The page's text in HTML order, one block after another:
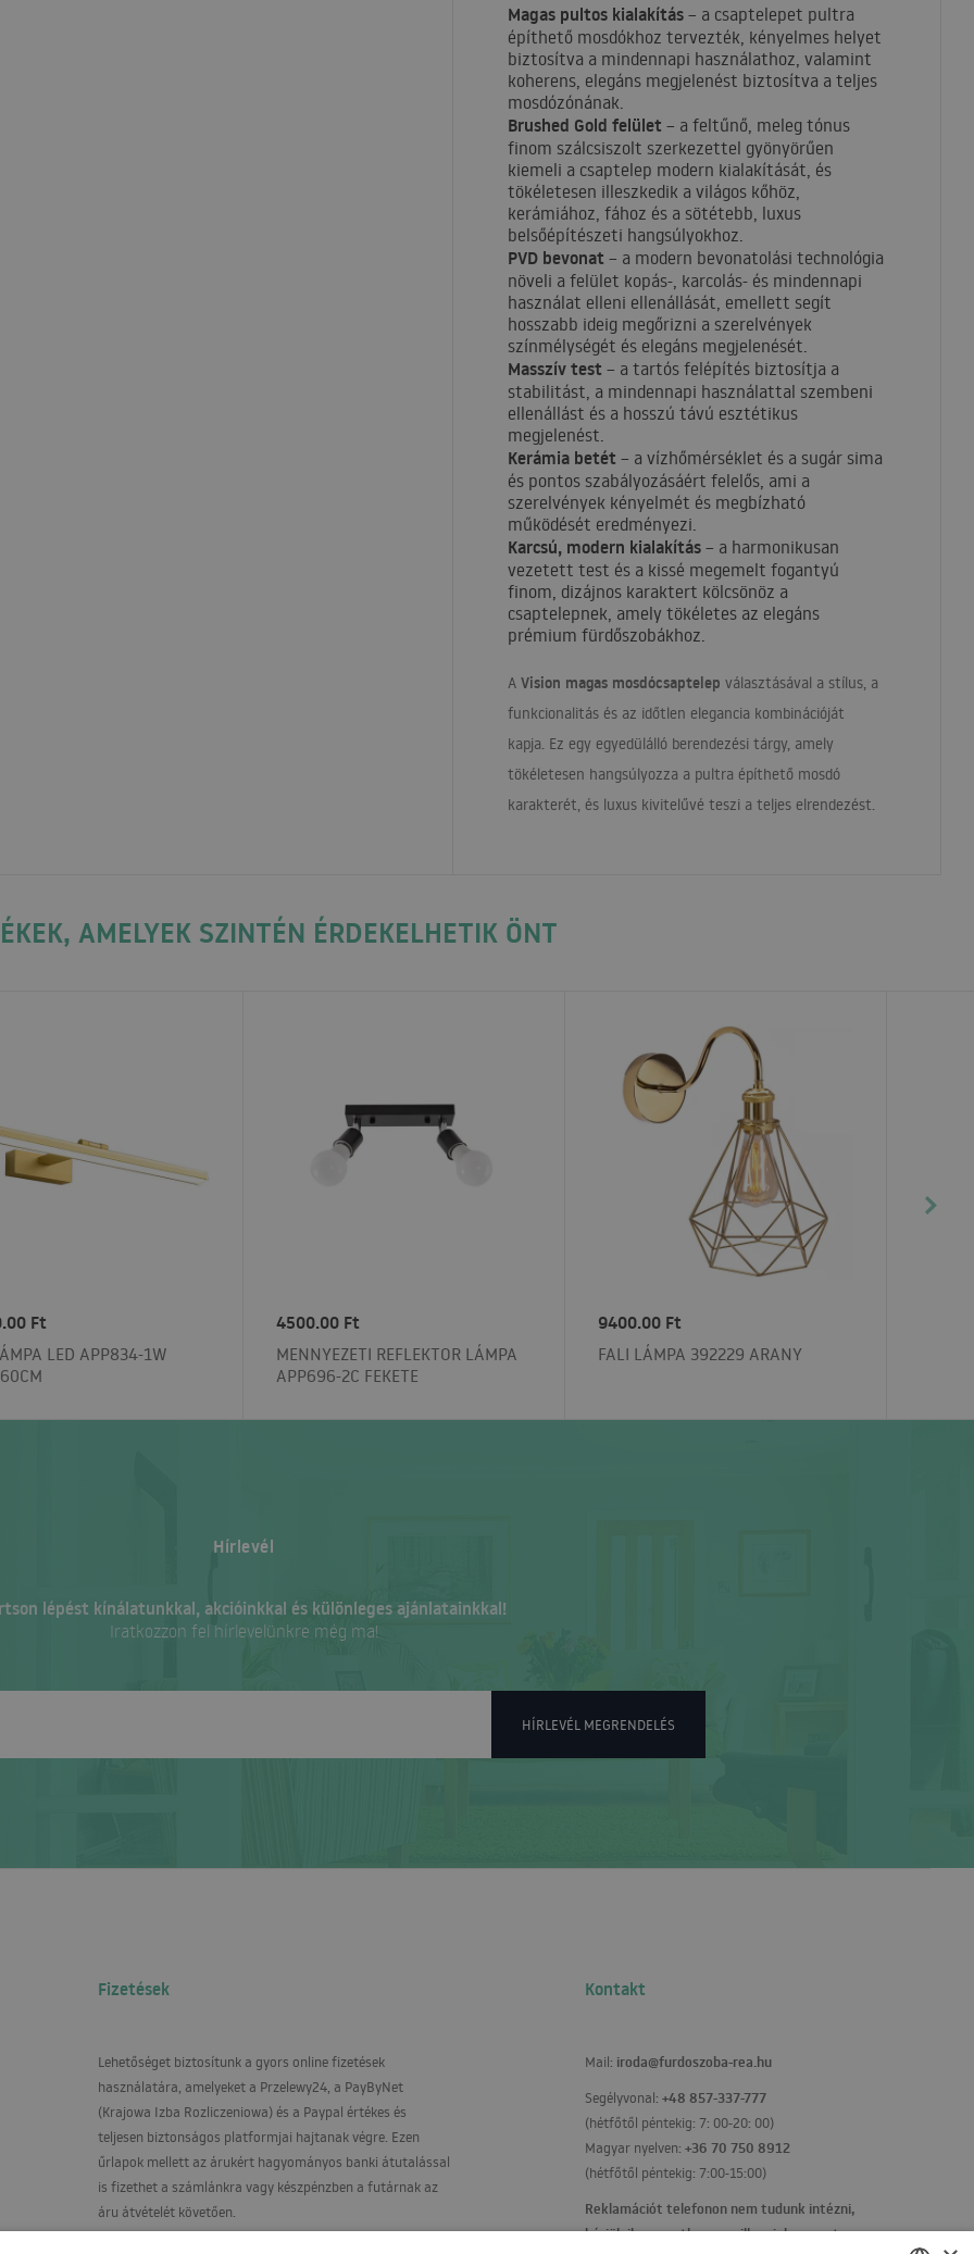
Magas pultos kialakítás – a csaptelepet pultra
építhető mosdókhoz tervezték, kényelmes helyet
biztosítva a mindennapi használathoz, valamint
koherens, elegáns megjelenést biztosítva a teljes
mosdózónának.
Brushed Gold felület – a feltűnő, meleg tónus
finom szálcsiszolt szerkezettel gyönyörűen
kiemeli a csaptelep modern kialakítását, és
tökéletesen illeszkedik a világos kőhöz,
kerámiához, fához és a sötétebb, luxus
belsőépítészeti hangsúlyokhoz.
PVD bevonat – a modern bevonatolási technológia
növeli a felület kopás-, karcolás- és mindennapi
használat elleni ellenállását, emellett segít
hosszabb ideig megőrizni a szerelvények
színmélységét és elegáns megjelenését.
Masszív test – a tartós felépítés biztosítja a
stabilitást, a mindennapi használattal szembeni
ellenállást és a hosszú távú esztétikus
megjelenést.
Kerámia betét – a vízhőmérséklet és a sugár sima
és pontos szabályozásáért felelős, ami a
szerelvények kényelmét és megbízható
működését eredményezi.
Karcsú, modern kialakítás – a harmonikusan
vezetett test és a kissé megemelt fogantyú
finom, dizájnos karaktert kölcsönöz a
csaptelepnek, amely tökéletes az elegáns
prémium fürdőszobákhoz.
AVision magas mosdócsaptelep választásával a stílus, a
funkcionalitás és az időtlen elegancia kombinációját
kapja. Ez egy egyedülálló berendezési tárgy, amely
tökéletesen hangsúlyozza a pultra építhető mosdó
karakterét, és luxus kivitelűvé teszi a teljes elrendezést.
AMELYEK SZINTÉN ÉRDEKELHETIK ÖNT
Ft
LED APP834-1W
4500.00 Ft
MENNYEZETI REFLEKTOR LÁMPA
APP696-2C FEKETE
9400.00 Ft
FALI LÁMPA 392229 ARANY
Hírlevél
lépést kínálatunkkal, akcióinkkal és különleges ajánlatainkkal!
Iratkozzon fel hírlevelünkre még ma!
HÍRLEVÉL MEGRENDELÉS
Fizetések
Lehetőséget biztosítunk a gyors online fizetések
használatára, amelyeket a Przelewy24, a PayByNet
(Krajowa Izba Rozliczeniowa) és a Paypal értékes és
teljesen biztonságos platformjai hajtanak végre. Ezen
űrlapok mellett az árukért hagyományos banki átutalással
is fizethet a számlánkra vagy készpénzben a futárnak az
áru átvételét követően.
Kontakt
Mail: iroda@furdoszoba-rea.hu
Segélyvonal: +48 857-337-777
(hétfőtől péntekig: 7: 00-20: 00)
Magyar nyelven: +36 70 750 8912
(hétfőtől péntekig: 7:00-15:00)
Reklamációt telefonon nem tudunk intézni,
kérjük ilyen esetben emailben jelezze ezt